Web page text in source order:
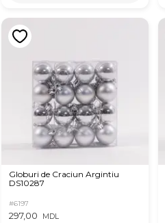
Globuri de Craciun Argintiu
DS10287
#6197
297,00 MDL